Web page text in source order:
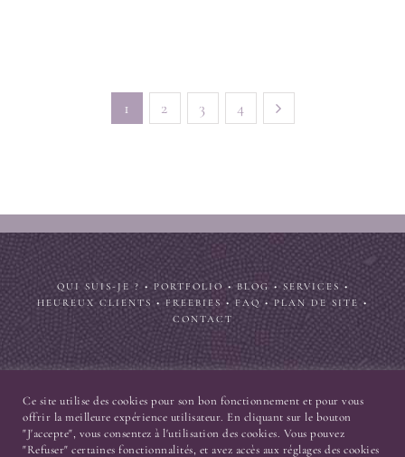
1 2 3 4
QUI SUIS-JE ? • PORTFOLIO •BLOG •SERVICES •
HEUREUX CLIENTS • FREEBIES•FAQ •PLAN DE SITE•
CONTACT
© 2004-2026 Nekosign [ Priscilla Cuvelier ]
. Tous droits réservés. •
Design avec ♥ parmoi•Mentions légales•Politique de confidencialité
Ce site utilise des cookies pour son bon fonctionnement et pour vous
offrir la meilleure expérience utilisateur. En cliquant sur le bouton
"J'accepte", vous consentez à l'utilisation des cookies. Vous pouvez
"Refuser" certaines fonctionnalités, et avez accès aux réglages des cookies